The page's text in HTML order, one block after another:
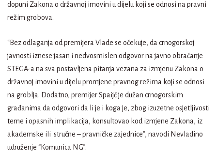
dopuni Zakona o državnoj imovini u dijelu koji se odnosi na pravni
režim grobova.
“Bez odlaganja od premijera Vlade se očekuje, da crnogorskoj
javnosti iznese jasan i nedvosmislen odgovor na javno obraćanje
STEGA-a na sva postavljena pitanja vezana za izmjenu Zakona o
državnoj imovini u dijelu promjene pravnog režima koji se odnosi
na groblja. Dodatno, premijer Spaijć je dužan crnogorskim
građanima da odgovori da li je i koga je, zbog izuzetne osjetljivosti
teme i opasnih implikacija, konsultovao kod izmjene Zakona, iz
akademske ili stručne – pravničke zajednice”, navodi Nevladino
udruženje “Komunica NG”.